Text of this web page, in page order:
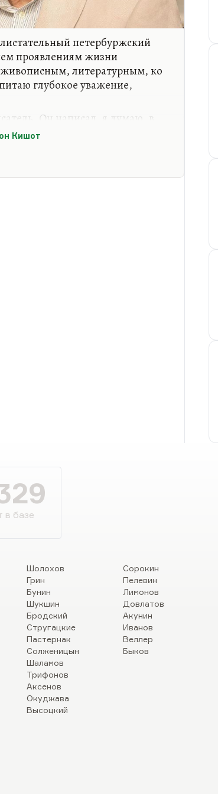
петербуржский
проявлениям жизни
литературным, ко
глубокое уважение,
Он написал, я думаю, в
трилогию «Горбатые
и академической науки, и
там замечательно. У него и
Самые известные его книги
Кишот
в базе
Шолохов
Грин
Бунин
Шукшин
Бродский
Стругацкие
Пастернак
Солженицын
Шаламов
Трифонов
Аксенов
Окуджава
Высоцкий
Сорокин
Пелевин
Лимонов
Довлатов
Акунин
Иванов
Веллер
Быков